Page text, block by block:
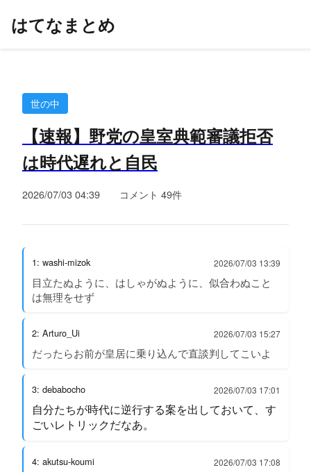
はてなまとめ
世の中
【速報】野党の皇室典範審議拒否
は時代遅れと自民
2026/07/03 04:39 コメント 49件
1: washi-mizok 2026/07/03 13:39
目立たぬように、はしゃがぬように、似合わぬこと
は無理をせず
2: Arturo_Ui 2026/07/03 15:27
だったらお前が皇居に乗り込んで直談判してこいよ
3: debabocho 2026/07/03 17:01
自分たちが時代に逆行する案を出しておいて、す
ごいレトリックだなあ。
4: akutsu-koumi 2026/07/03 17:08